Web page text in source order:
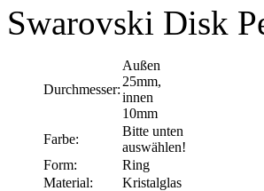
Swarovski Disk
Durchmesser:
Außen
25mm,
innen
10mm
Farbe:
Bitte unten
auswählen!
Form:
Ring
Material:
Kristalglas